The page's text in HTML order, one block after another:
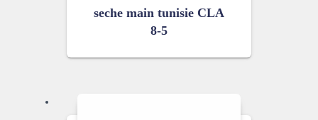
seche main tunisie CLA
8-5